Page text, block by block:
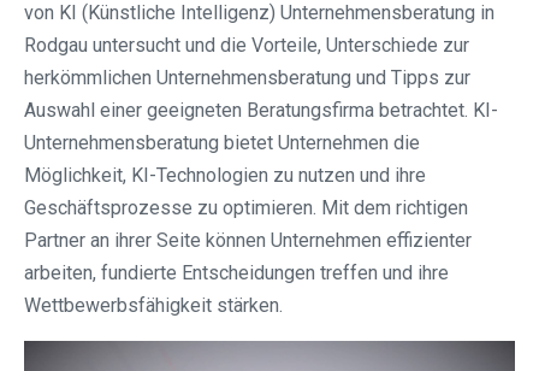
von KI (Künstliche Intelligenz) Unternehmensberatung in
Rodgau⁠ untersucht und die Vorteile, Unterschiede zur
herkömmlichen Unternehmensberatung und Tipps zur
Auswahl einer geeigneten Beratungsfirma betrachtet. KI-
Unternehmensberatung bietet Unternehmen die
Möglichkeit, KI-Technologien zu nutzen und ihre
Geschäftsprozesse zu optimieren. Mit dem richtigen
Partner an ihrer Seite können Unternehmen effizienter
arbeiten, fundierte Entscheidungen treffen und ihre
Wettbewerbsfähigkeit stärken.